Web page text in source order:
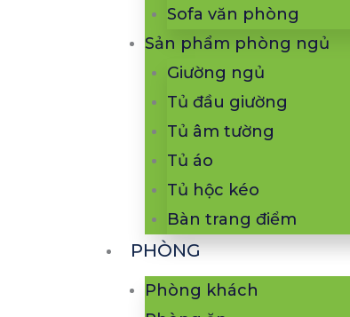
Sofa văn phòng
Sản phẩm phòng ngủ
Giường ngủ
Tủ đầu giường
Tủ âm tường
Tủ áo
Tủ hộc kéo
Bàn trang điểm
PHÒNG
Phòng khách